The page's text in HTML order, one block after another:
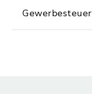
Gewerbesteuer